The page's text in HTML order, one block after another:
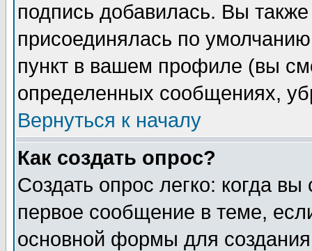
подпись добавилась. Вы
присоединялась по
пункт в вашем профиле (вы
определенных сообщениях,
Вернуться к началу
Как создать опрос?
Создать опрос легко: когда
первое сообщение в теме,
основной формы для